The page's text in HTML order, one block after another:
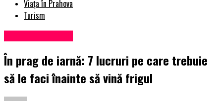
Viața în Prahova
Turism
În prag de iarnă: 7 lucruri pe care trebuie
să le faci înainte să vină frigul